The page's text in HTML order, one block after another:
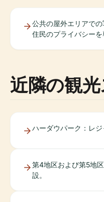
公共の屋外エリアでの
住民のプライバシーを
近隣の観
ハーダウパーク：レジ
第4地区および第5地
設。